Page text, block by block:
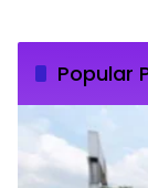
Popular